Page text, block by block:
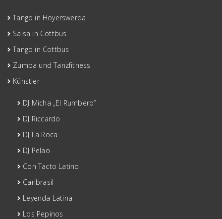
Tango in Hoyerswerda
Salsa in Cottbus
Tango in Cottbus
Zumba und Tanzfitness
Künstler
DJ Micha „El Rumbero“
DJ Riccardo
DJ La Roca
DJ Pelao
Con Tacto Latino
Caribrasil
Leyenda Latina
Los Pepinos